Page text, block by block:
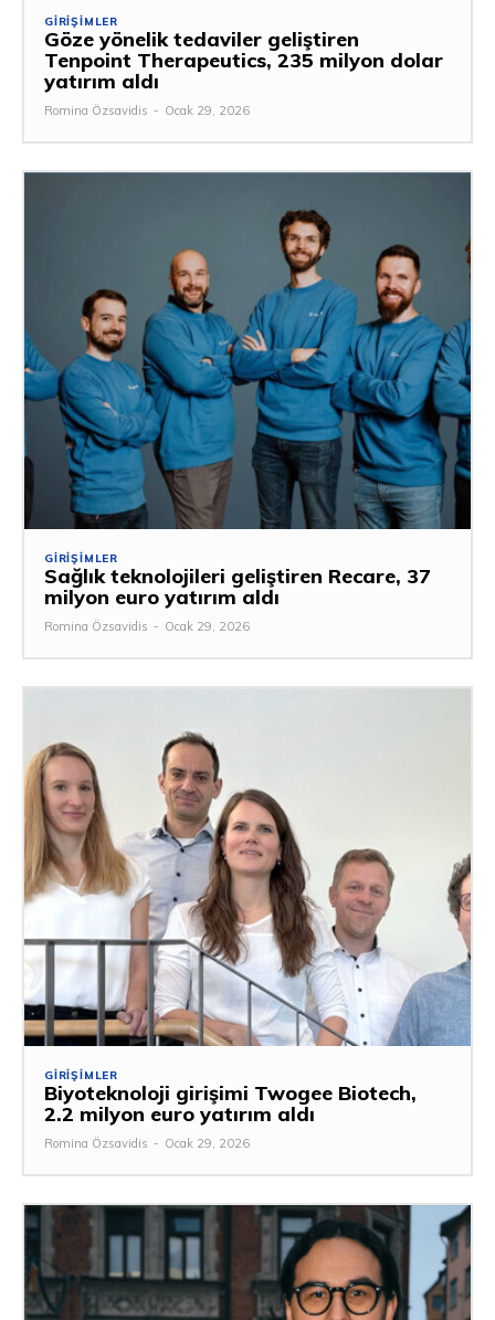
GIRIŞIMLER
Göze yönelik tedaviler geliştiren
Tenpoint Therapeutics, 235 milyon dolar
yatırım aldı
Romina Özsavidis - Ocak 29, 2026
GIRIŞIMLER
Sağlık teknolojileri geliştiren Recare, 37
milyon euro yatırım aldı
Romina Özsavidis - Ocak 29, 2026
GIRIŞIMLER
Biyoteknoloji girişimi Twogee Biotech,
2.2 milyon euro yatırım aldı
Romina Özsavidis - Ocak 29, 2026